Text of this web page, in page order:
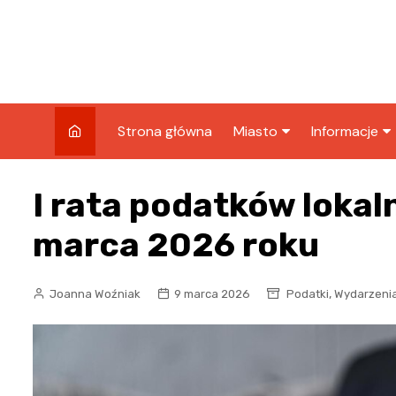
Strona główna Miasto
Wydarzenia
Kronika policyjna
Informacje
Podróże
I rata podatków
marca 2026 roku
Joanna Woźniak 9 marca 2026 Podatki,